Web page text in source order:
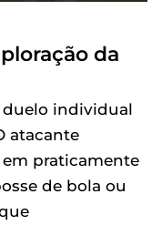
da
duelo individual
atacante
praticamente
de bola ou